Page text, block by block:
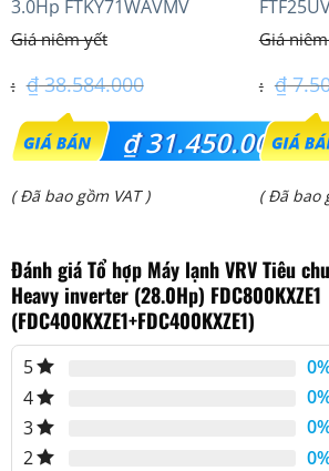
3.0Hp FTKY71WAVMV
₫38.584.000
Giá
gốc
là:
₫31.450.000
Giá
tại
là:
₫ 31.450.000.
( Đã bao gồm VAT )
inverter
₫
Giá
gốc
là:
Giá
tại
là:
( Đã bao
Đánh giá Tổ hợp Máy lạnh VRV Tiêu
Heavy inverter (28.0Hp) FDC800KXZE1
(FDC400KXZE1+FDC400KXZE1)
5
4
3
2